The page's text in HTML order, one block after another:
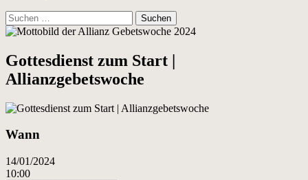
Suchen
nach:
Gottesdienst zum Start |
Allianzgebetswoche
Wann
14/01/2024
10:00